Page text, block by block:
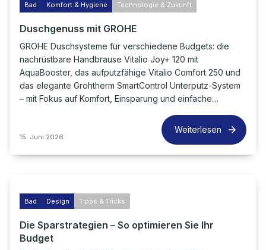
Bad Komfort & Hygiene Technologie & Zukunft
Duschgenuss mit GROHE
GROHE Duschsysteme für verschiedene Budgets: die
nachrüstbare Handbrause Vitalio Joy+ 120 mit
AquaBooster, das aufputzfähige Vitalio Comfort 250 und
das elegante Grohtherm SmartControl Unterputz-System
– mit Fokus auf Komfort, Einsparung und einfache…
15. Juni 2026
Weiterlesen
Bad Design Tipps & Tricks
Die Sparstrategien – So optimieren Sie Ihr
Budget